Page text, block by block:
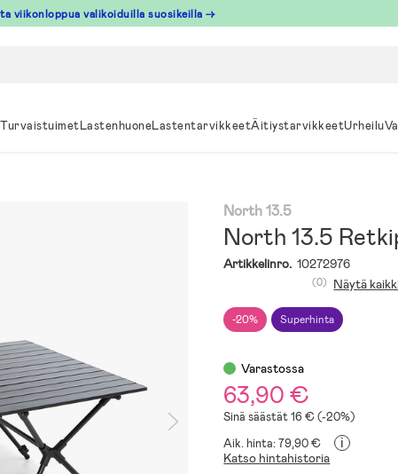
viikonloppua valikoiduilla suosikeilla →
TurvaistuimetLastenhuoneLastentarvikkeetÄitiystarvikkeetUrheilu
North 13.5
North 13.5
Artikkelinro. 10272976
-20% Superhinta
(0) Näytä
Varastossa
63,90 €
Sinä säästät 16 € (-20%)
Aik. hinta: 79,90 €
i
Katso hintahistoria